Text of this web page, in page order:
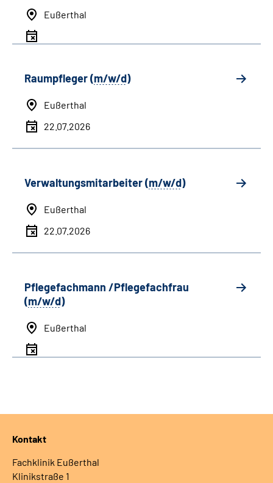
Eußerthal
Raumpfleger (m/w/d)
Eußerthal
22.07.2026
Verwaltungsmitarbeiter (m/w/d)
Eußerthal
22.07.2026
Pflegefachmann /Pflegefachfrau
(m/w/d)
Eußerthal
Kontakt
Fachklinik Eußerthal
Klinikstraße 1